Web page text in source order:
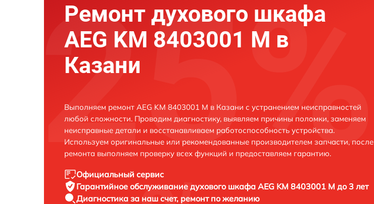
Ремонт духового шкафа
AEG KM 8403001 M в
Казани
Выполняем ремонт AEG KM 8403001 M в Казани с устранением неисправностей
любой сложности. Проводим диагностику, выявляем причины поломки, заменяем
неисправные детали и восстанавливаем работоспособность устройства.
Используем оригинальные или рекомендованные производителем запчасти, после
ремонта выполняем проверку всех функций и предоставляем гарантию.
Официальный сервис
Гарантийное обслуживание духового шкафа AEG KM 8403001 M до 3 лет
Диагностика за наш счет, ремонт по желанию